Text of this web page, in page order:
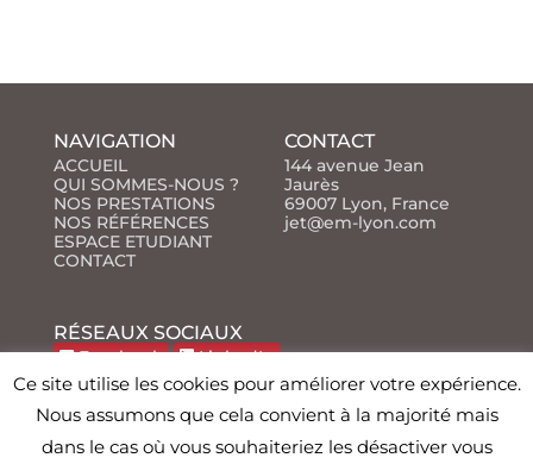
NAVIGATION
ACCUEIL
QUI SOMMES-NOUS ?
NOS PRESTATIONS
NOS RÉFÉRENCES
ESPACE ETUDIANT
CONTACT
CONTACT
144 avenue Jean
Jaurès
69007 Lyon, France
jet@em-lyon.com
RÉSEAUX SOCIAUX
Facebook LinkedIn
Agence web Lyon
| TOUS DROITS
RÉSERVÉS |Mentions légales
Ce site utilise les cookies pour améliorer votre expérience.
Nous assumons que cela convient à la majorité mais
dans le cas où vous souhaiteriez les désactiver vous